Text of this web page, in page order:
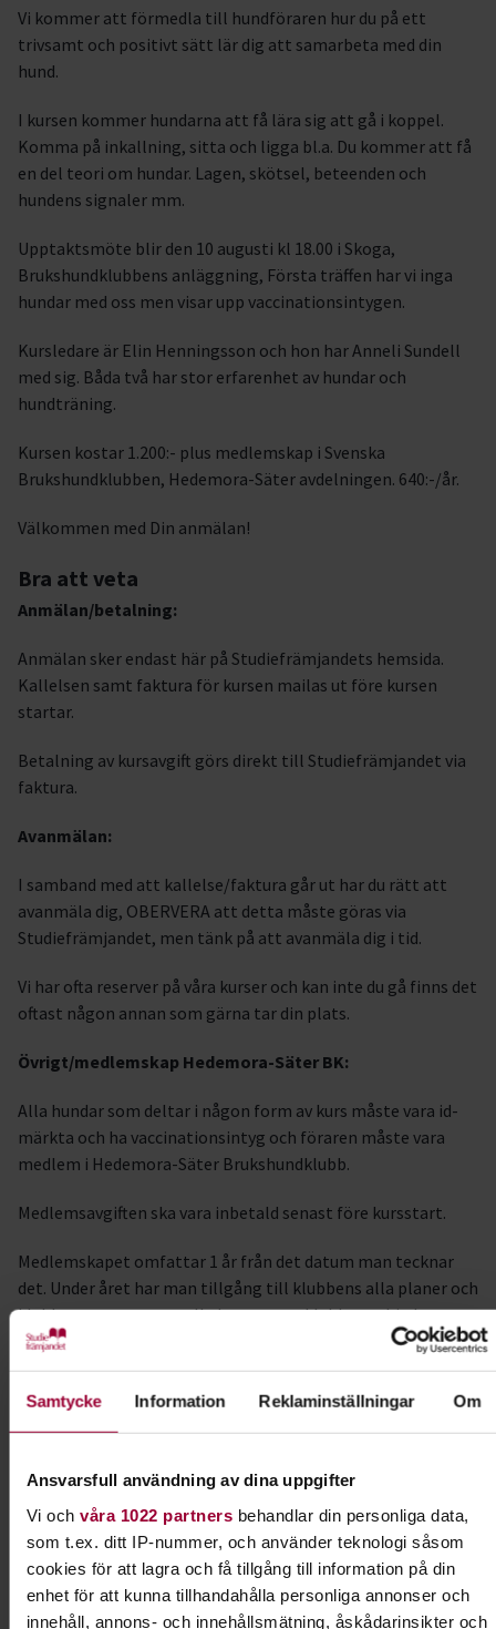
Samtycke Information Reklaminställningar Om
Ansvarsfull användning av dina uppgifter
Vi och våra 1022 partnersbehandlar din personliga data,
som t.ex. ditt IP-nummer, och använder teknologi såsom
cookies för att lagra och få tillgång till information på din
enhet för att kunna tillhandahålla personliga annonser och
innehåll, annons- och innehållsmätning, åskådarinsikter och
Vi kommer att förmedla till hundföraren hur du på ett
trivsamt och positivt sätt lär dig att samarbeta med din
hund.
I kursen kommer hundarna att få lära sig att gå i koppel.
Komma på inkallning, sitta och ligga bl.a. Du kommer att få
en del teori om hundar. Lagen, skötsel, beteenden och
hundens signaler mm.
Upptaktsmöte blir den 10 augusti kl 18.00 i Skoga,
Brukshundklubbens anläggning, Första träffen har vi inga
hundar med oss men visar upp vaccinationsintygen.
Kursledare är Elin Henningsson och hon har Anneli Sundell
med sig. Båda två har stor erfarenhet av hundar och
hundträning.
Kursen kostar 1.200:- plus medlemskap i Svenska
Brukshundklubben, Hedemora-Säter avdelningen. 640:-/år.
Välkommen med Din anmälan!
Bra att veta
Anmälan/betalning:
Anmälan sker endast här på Studiefrämjandets hemsida.
Kallelsen samt faktura för kursen mailas ut före kursen
startar.
Betalning av kursavgift görs direkt till Studiefrämjandet via
faktura.
Avanmälan:
I samband med att kallelse/faktura går ut har du rätt att
avanmäla dig, OBERVERA att detta måste göras via
Studiefrämjandet, men tänk på att avanmäla dig i tid.
Vi har ofta reserver på våra kurser och kan inte du gå finns det
oftast någon annan som gärna tar din plats.
Övrigt/medlemskap Hedemora-Säter BK:
Alla hundar som deltar i någon form av kurs måste vara id-
märkta och ha vaccinationsintyg och föraren måste vara
medlem i Hedemora-Säter Brukshundklubb.
Medlemsavgiften ska vara inbetald senast före kursstart.
Medlemskapet omfattar 1 år från det datum man tecknar
det. Under året har man tillgång till klubbens alla planer och
klubbstuga mm samt alla kurser som klubben erbjuder.
BK
Vill du ansöka om friskvårdsbidrag på denna kurs ? Mejla
inbetalning !
Kursledare
Elin Henningsson
I samarbete med